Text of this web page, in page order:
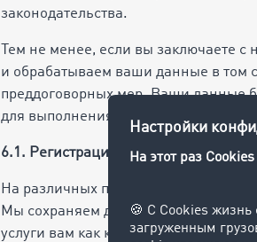
законодательства.
Тем не менее, если вы заключаете с
и обрабатываем ваши данные в том
преддоговорных мер. Ваши данные
для выполнения договора, за
6.1. Регистрация
На различных подстраницах вам
Мы сохраняем данные, указанные в
услуги вам как клиенту. В этом